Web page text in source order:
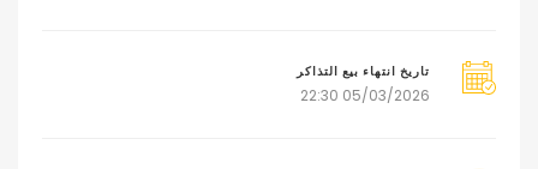
تاريخ انتهاء بيع التذاكر
05/03/2026 22:30